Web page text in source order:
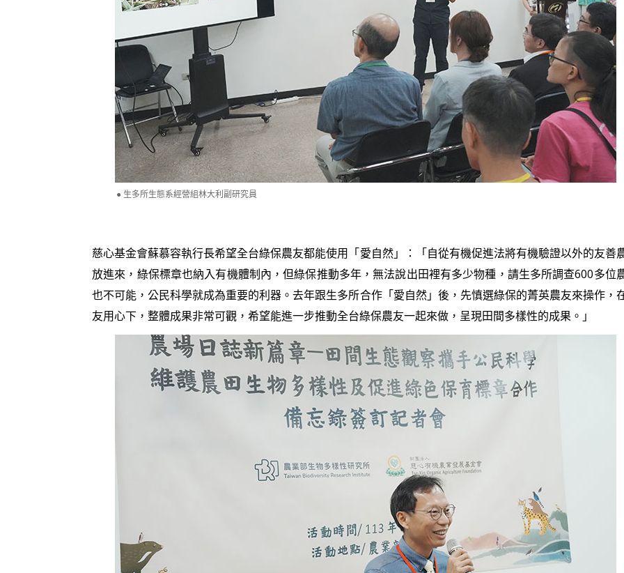
生多所生態系經營組林大利副研究員
慈心基金會蘇慕容執行長希望全台綠保農友都能使用「愛自然」：「自從有機促進法將有機驗證以外的友善
放進來，綠保標章也納入有機體制內，但綠保推動多年，無法說出田裡有多少物種，請生多所調查600多位
也不可能，公民科學就成為重要的利器。去年跟生多所合作「愛自然」後，先慎選綠保的菁英農友來操作，
友用心下，整體成果非常可觀，希望能進一步推動全台綠保農友一起來做，呈現田間多樣性的成果。」